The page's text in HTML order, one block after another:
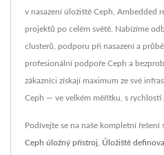
v nasazení úložiště Ceph, Ambedded
projektů po celém světě. Nabízíme
clusterů, podporu při nasazení a
profesionální podpoře Ceph a
zákazníci získají maximum ze své
Ceph — ve velkém měřítku, s rychlostí
Podívejte se na naše kompletní řešení
Ceph úložný přístroj Úložiště